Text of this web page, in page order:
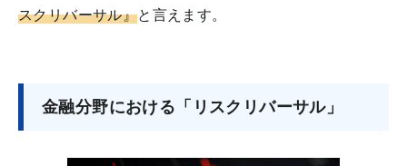
スクリバーサル』と言えます。
金融分野における「リスクリバーサル」